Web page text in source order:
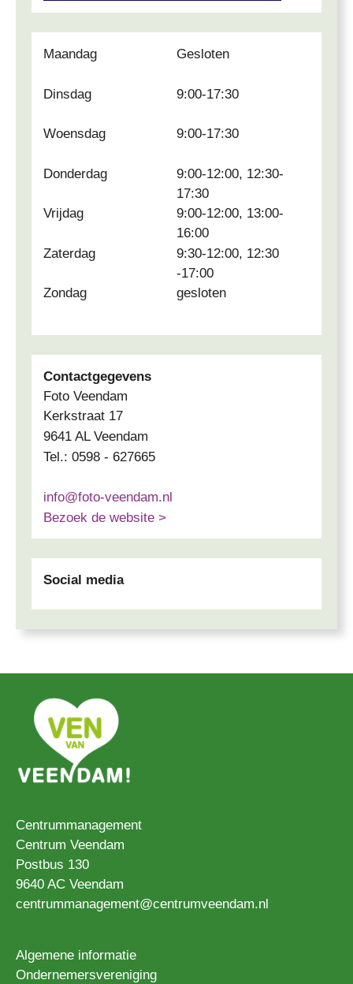
Maandag Gesloten
Dinsdag 9:00-17:30
Woensdag 9:00-17:30
Donderdag
9:00-12:00, 12:30-
17:30
Vrijdag
9:00-12:00, 13:00-
16:00
Zaterdag
9:30-12:00, 12:30
-17:00
Zondag
gesloten
Contactgegevens
Foto Veendam
Kerkstraat 17
9641 AL Veendam
Tel.: 0598 - 627665
info@foto-veendam.nl
Bezoek de website >
Social media
Centrummanagement
Centrum Veendam
Postbus 130
9640 AC Veendam
centrummanagement@centrumveendam.nl
Algemene informatie
Ondernemersvereniging